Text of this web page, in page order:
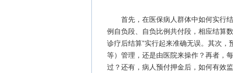
首先，在医保病人群体中如何实行结
例自负段、自负比例共付段，相应结算
诊疗后结算”实行起来准确无误。其次
等）管理，还是由医院来操作？再者，
过？还有，病人预付押金后，如何有效